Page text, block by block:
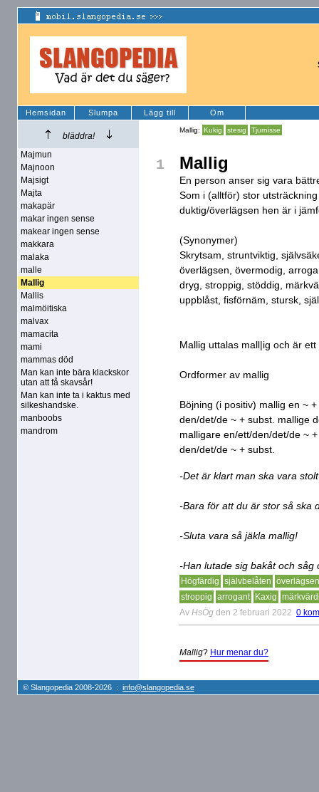
Hemsidan Slumpa Lägg till Om
bläddra!
Majmun
Majnoon
Majsigt
Majta
makapär
makar ingen sense
makear ingen sense
makkara
malaka
malle
Mallig
Mallis
malmöitiska
malvax
mamacita
mami
mammas död
Man kan inte bära klackskor
utan att få skavsår!
Man kan inte ta i kaktus med
silkeshandske.
manboobs
mandrom
Mallig: Kukig stesig Tjurnisse
1 Mallig
En person anser sig vara
Som i (alltför) stor
duktig/överlägsen hen är i
(Synonymer)
Skrytsam, struntviktig,
överlägsen, övermodig,
dryg, stroppig, stöddig,
uppblåst, fisförnäm, stursk,
Mallig uttalas mall|ig och är
Ordformer av mallig
Böjning (i positiv) mallig en ~
den/det/de ~ + subst. mallige
malligare en/ett/den/det/de ~
den/det/de ~ + subst.
-Det är klart man ska vara
-Bara för att du är stor så ska
-Sluta vara så jäkla mallig!
-Han lutade sig bakåt och såg
Högfärdig självbelåten överlägsen
stroppig arrogant Kaxig
Av HsÖg den 2 februari 2022 0
Mallig? Hur menar du?
© Slangopedia 2008-2026 : info@slangopedia.se